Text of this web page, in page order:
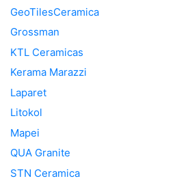
GeoTilesCeramica
Grossman
KTL Ceramicas
Kerama Marazzi
Laparet
Litokol
Mapei
QUA Granite
STN Ceramica